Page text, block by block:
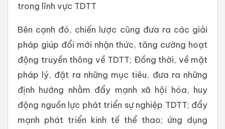
trong lĩnh vực TDTT
Bên cạnh đó, chiến lược cũng đưa ra các giải
pháp giúp đổi mới nhận thức, tăng cường hoạt
động truyền thông về TDTT; Đồng thời, về mặt
pháp lý, đặt ra những mục tiêu, đưa ra những
định hướng nhằm đẩy mạnh xã hội hóa, huy
động nguồn lực phát triển sự nghiệp TDTT; đẩy
mạnh phát triển kinh tế thể thao; ứng dụng